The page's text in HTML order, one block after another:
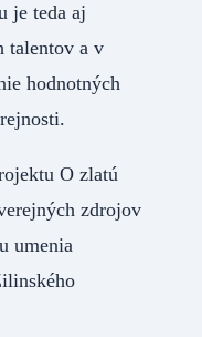
je teda aj
talentov a v
hodnotných
O zlatú
zdrojov
umenia